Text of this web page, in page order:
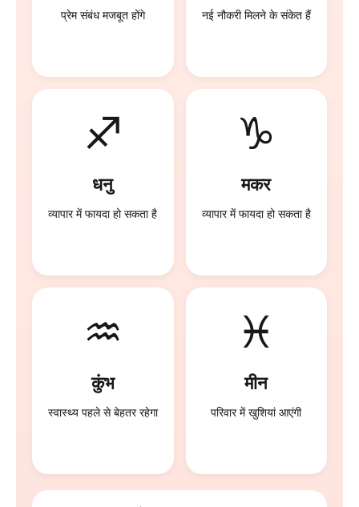
प्रेम संबंध मजबूत होंगे नई नौकरी मिलने के संकेत हैं
♐
धनु
व्यापार में फायदा हो सकता है
♑
मकर
व्यापार में फायदा हो सकता है
♒
कुंभ
स्वास्थ्य पहले से बेहतर रहेगा
♓
मीन
परिवार में खुशियां आएंगी